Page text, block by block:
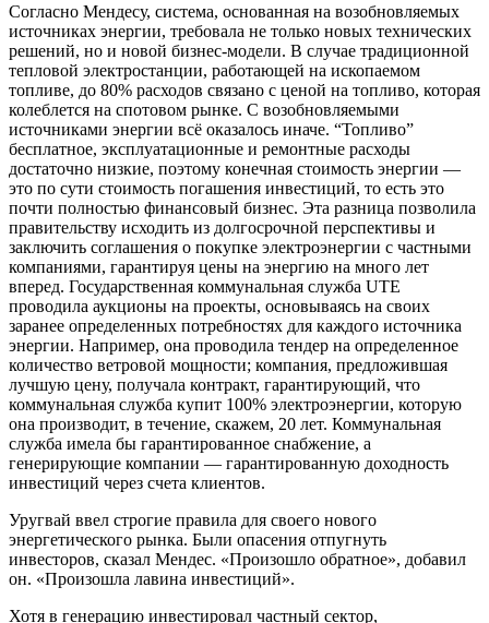
Согласно Мендесу, система, основанная на возобновляемых
источниках энергии, требовала не только новых технических
решений, но и новой бизнес-модели. В случае традиционной
тепловой электростанции, работающей на ископаемом
топливе, до 80% расходов связано с ценой на топливо, которая
колеблется на спотовом рынке. С возобновляемыми
источниками энергии всё оказалось иначе. “Топливо”
бесплатное, эксплуатационные и ремонтные расходы
достаточно низкие, поэтому конечная стоимость энергии —
это по сути стоимость погашения инвестиций, то есть это
почти полностью финансовый бизнес. Эта разница позволила
правительству исходить из долгосрочной перспективы и
заключить соглашения о покупке электроэнергии с частными
компаниями, гарантируя цены на энергию на много лет
вперед. Государственная коммунальная служба UTE
проводила аукционы на проекты, основываясь на своих
заранее определенных потребностях для каждого источника
энергии. Например, она проводила тендер на определенное
количество ветровой мощности; компания, предложившая
лучшую цену, получала контракт, гарантирующий, что
коммунальная служба купит 100% электроэнергии, которую
она производит, в течение, скажем, 20 лет. Коммунальная
служба имела бы гарантированное снабжение, а
генерирующие компании — гарантированную доходность
инвестиций через счета клиентов.
Уругвай ввел строгие правила для своего нового
энергетического рынка. Были опасения отпугнуть
инвесторов, сказал Мендес. «Произошло обратное», добавил
он. «Произошла лавина инвестиций».
Хотя в генерацию инвестировал частный сектор,